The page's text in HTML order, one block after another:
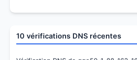
10 vérifications DNS récentes